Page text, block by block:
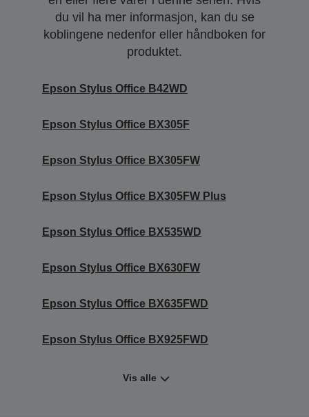
du vil ha mer informasjon, kan du se
koblingene nedenfor eller håndboken for
produktet.
Epson Stylus Office B42WD
Epson Stylus Office BX305F
Epson Stylus Office BX305FW
Epson Stylus Office BX305FW Plus
Epson Stylus Office BX535WD
Epson Stylus Office BX630FW
Epson Stylus Office BX635FWD
Epson Stylus Office BX925FWD
Vis alle